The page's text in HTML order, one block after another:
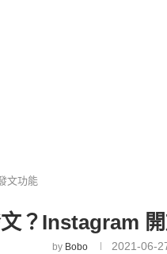
文功能
？Instagram
by Bobo 2021-06-